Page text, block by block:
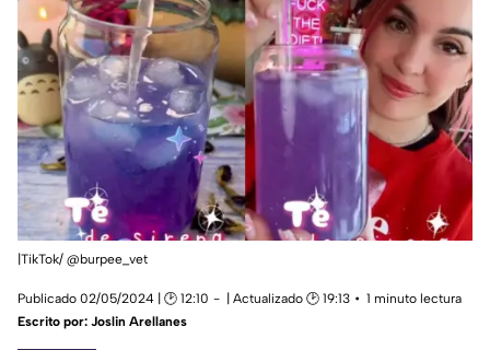
|TikTok/ @burpee_vet
Publicado 02/05/2024 | 🕑 12:10 | Actualizado 🕑 19:13
1 minuto lectura
Escrito por: Joslin Arellanes